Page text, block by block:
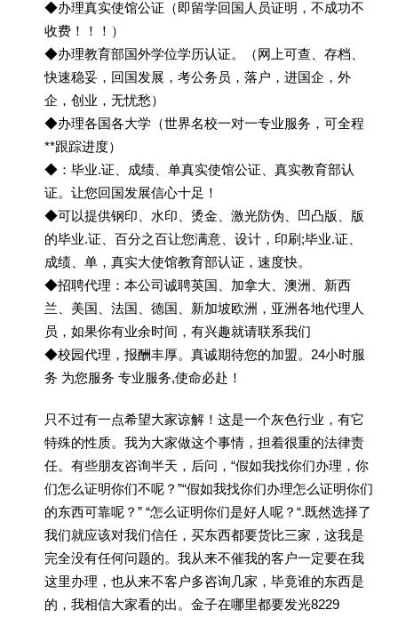
◆办理真实使馆公证（即留学回国人员证明，不成功不
收费！！！）
◆办理教育部国外学位学历认证。（网上可查、存档、
快速稳妥，回国发展，考公务员，落户，进国企，外
企，创业，无忧愁）
◆办理各国各大学（世界名校一对一专业服务，可全程
**跟踪进度）
◆：毕业.证、成绩、单真实使馆公证、真实教育部认
证。让您回国发展信心十足！
◆可以提供钢印、水印、烫金、激光防伪、凹凸版、版
的毕业.证、百分之百让您满意、设计，印刷;毕业.证、
成绩、单，真实大使馆教育部认证，速度快。
◆招聘代理：本公司诚聘英国、加拿大、澳洲、新西
兰、美国、法国、德国、新加坡欧洲，亚洲各地代理人
员，如果你有业余时间，有兴趣就请联系我们
◆校园代理，报酬丰厚。真诚期待您的加盟。24小时服
务 为您服务 专业服务,使命必赴！
只不过有一点希望大家谅解！这是一个灰色行业，有它
特殊的性质。我为大家做这个事情，担着很重的法律责
任。有些朋友咨询半天，后问，“假如我找你们办理，你
们怎么证明你们不呢？”“假如我找你们办理怎么证明你们
的东西可靠呢？” “怎么证明你们是好人呢？“.既然选择了
我们就应该对我们信任，买东西都要货比三家，这我是
完全没有任何问题的。我从来不催我的客户一定要在我
这里办理，也从来不客户多咨询几家，毕竟谁的东西是
的，我相信大家看的出。金子在哪里都要发光8229